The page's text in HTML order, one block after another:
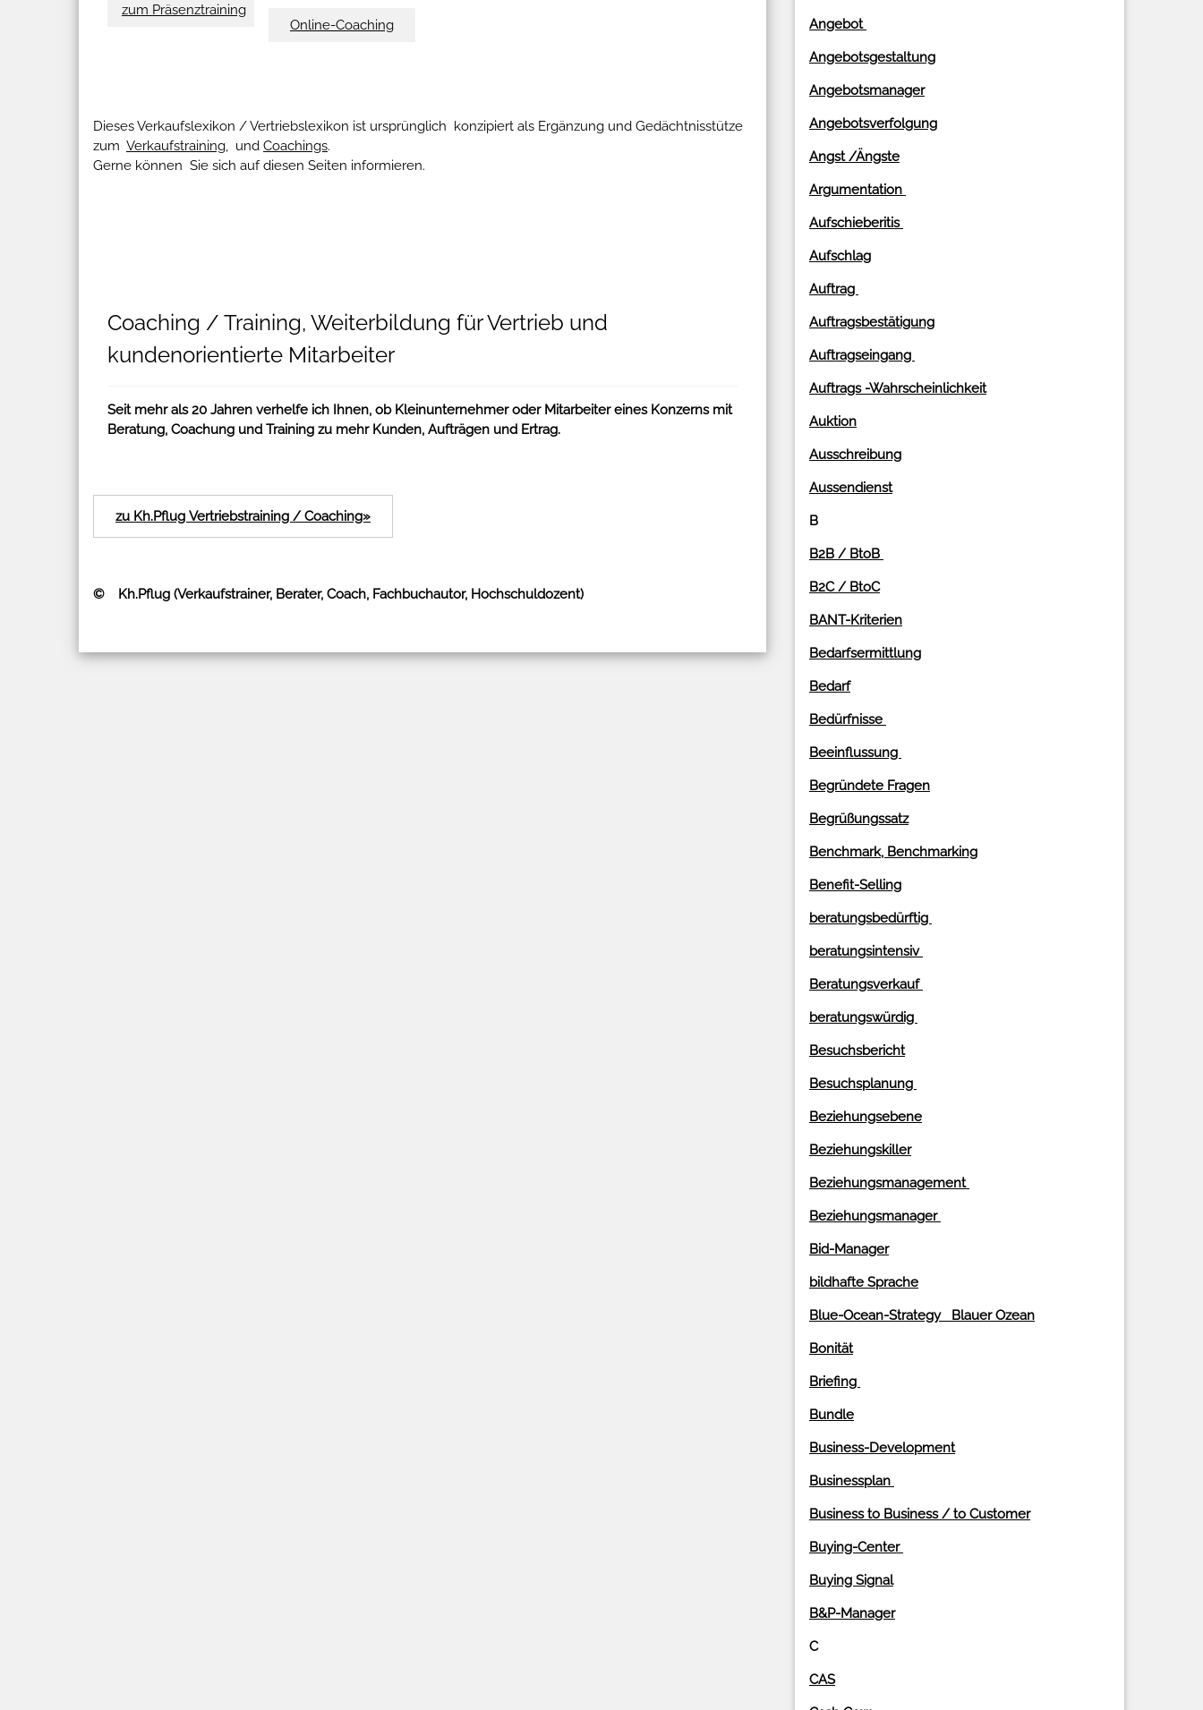
zum Präsenztraining
Online-Coaching
Dieses Verkaufslexikon / Vertriebslexikon ist ursprünglich konzipiert als Ergänzung und Gedächtnisstütze
zum Verkaufstraining, und Coachings.
Gerne können Sie sich auf diesen Seiten informieren.
Coaching / Training, Weiterbildung für Vertrieb und
kundenorientierte Mitarbeiter
Seit mehr als 20 Jahren verhelfe ich Ihnen, ob Kleinunternehmer oder Mitarbeiter eines Konzerns mit
Beratung, Coachung und Training zu mehr Kunden, Aufträgen und Ertrag.
zu Kh.Pflug Vertriebstraining / Coaching»
© Kh.Pflug (Verkaufstrainer, Berater, Coach, Fachbuchautor, Hochschuldozent)
Angebot
Angebotsgestaltung
Angebotsmanager
Angebotsverfolgung
Angst /Ängste
Argumentation
Aufschieberitis
Aufschlag
Auftrag
Auftragsbestätigung
Auftragseingang
Auftrags -Wahrscheinlichkeit
Auktion
Ausschreibung
Aussendienst
B
B2B / BtoB
B2C / BtoC
BANT-Kriterien
Bedarfsermittlung
Bedarf
Bedürfnisse
Beeinflussung
Begründete Fragen
Begrüßungssatz
Benchmark, Benchmarking
Benefit-Selling
beratungsbedürftig
beratungsintensiv
Beratungsverkauf
beratungswürdig
Besuchsbericht
Besuchsplanung
Beziehungsebene
Beziehungskiller
Beziehungsmanagement
Beziehungsmanager
Bid-Manager
bildhafte Sprache
Blue-Ocean-Strategy Blauer Ozean
Bonität
Briefing
Bundle
Business-Development
Businessplan
Business to Business / to Customer
Buying-Center
Buying Signal
B&P-Manager
C
CAS